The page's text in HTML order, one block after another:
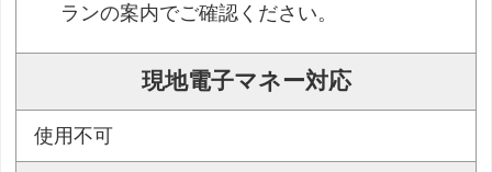
ランの案内でご確認ください。
現地電子マネー対応
使用不可